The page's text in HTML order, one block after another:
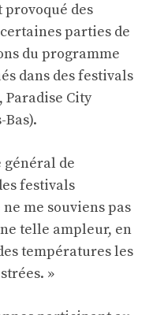
des
parties de
du programme
dans des festivals
Paradise City
Bas).
de
festivals
ne me souviens pas
telle ampleur, en
températures les
»